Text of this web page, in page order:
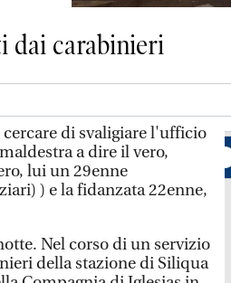
dai carabinieri
cercare di svaligiare l'ufficio
a dire il vero,
lui un 29enne
) e la fidanzata 22enne,
Nel corso di un servizio
della stazione di Siliqua